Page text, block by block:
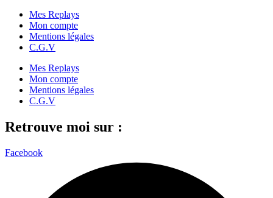
Mes Replays
Mon compte
Mentions légales
C.G.V
Mes Replays
Mon compte
Mentions légales
C.G.V
Retrouve moi sur :
Facebook